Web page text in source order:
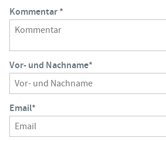
Kommentar*
Vor- und Nachname*
Email*